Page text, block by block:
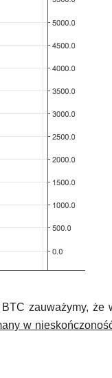
zauważymy, że
w